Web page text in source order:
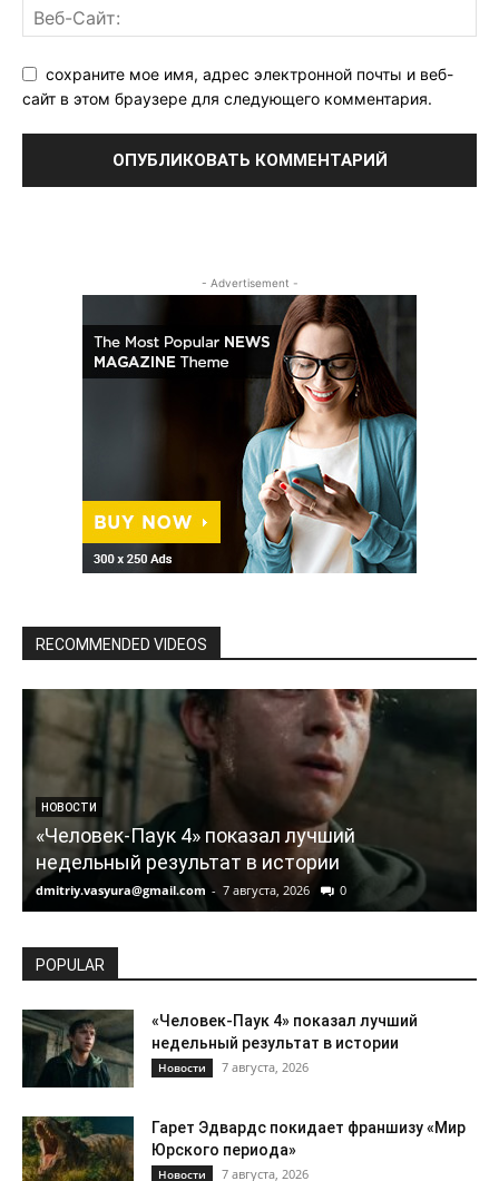
сохраните мое имя, адрес электронной почты и веб-
сайт в этом браузере для следующего комментария.
- Advertisement -
RECOMMENDED VIDEOS
НОВОСТИ
«Человек-Паук 4» показал лучший
недельный результат в истории
dmitriy.vasyura@gmail.com - 7 августа, 2026 0
POPULAR
«Человек-Паук 4» показал лучший
недельный результат в истории
Новости 7 августа, 2026
Гарет Эдвардс покидает франшизу «Мир
Юрского периода»
Новости 7 августа, 2026